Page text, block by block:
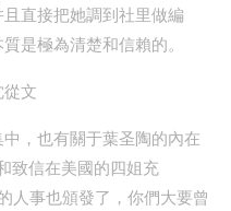
直接把她調到社里做編
是極為清楚和信賴的。
文
，也有關于葉圣陶的內在
致信在美國的四姐充
人事也頒發了，你們大要曾